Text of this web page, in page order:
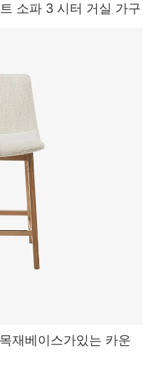
소파 3 시터 거실 가구
재베이스가있는 카운